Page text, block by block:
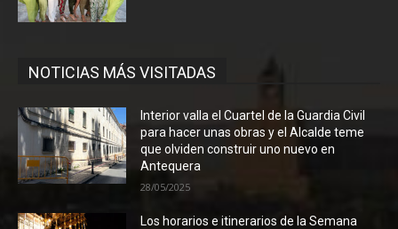
NOTICIAS MÁS VISITADAS
Interior valla el Cuartel de la Guardia Civil
para hacer unas obras y el Alcalde teme
que olviden construir uno nuevo en
Antequera
28/05/2025
Los horarios e itinerarios de la Semana